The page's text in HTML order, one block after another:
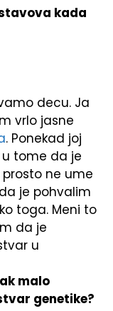
kada
decu. Ja
vrlo jasne
. Ponekad joj
tome da je
ne ume
je pohvalim
toga. Meni to
da je
u
malo
genetike?